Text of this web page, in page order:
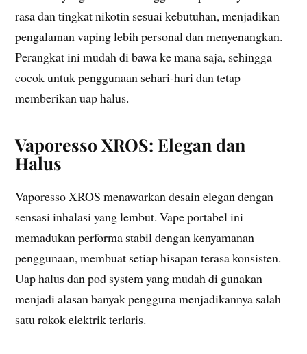
rasa dan tingkat nikotin sesuai kebutuhan, menjadikan
pengalaman vaping lebih personal dan menyenangkan.
Perangkat ini mudah di bawa ke mana saja, sehingga
cocok untuk penggunaan sehari-hari dan tetap
memberikan uap halus.
Vaporesso XROS: Elegan dan
Halus
Vaporesso XROS menawarkan desain elegan dengan
sensasi inhalasi yang lembut. Vape portabel ini
memadukan performa stabil dengan kenyamanan
penggunaan, membuat setiap hisapan terasa konsisten.
Uap halus dan pod system yang mudah di gunakan
menjadi alasan banyak pengguna menjadikannya salah
satu rokok elektrik terlaris.